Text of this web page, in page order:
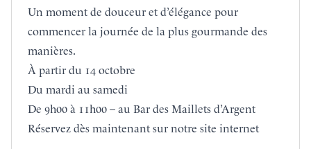
Un moment de douceur et d’élégance pour
commencer la journée de la plus gourmande des
manières.
À partir du 14 octobre
Du mardi au samedi
De 9h00 à 11h00 – au Bar des Maillets d’Argent
Réservez dès maintenant sur notre site internet